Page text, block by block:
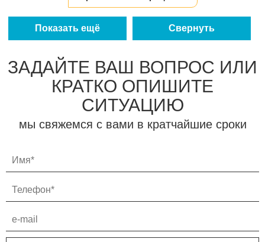
Навесные аэрозольные распылители
Прицепные аэрозольные распылители
Показать ещё Свернуть
ЗАДАЙТЕ ВАШ ВОПРОС ИЛИ
КРАТКО ОПИШИТЕ
СИТУАЦИЮ
мы свяжемся с вами в кратчайшие сроки